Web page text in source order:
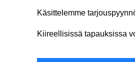
Käsittelemme
Kiireellisissä tapauksissa